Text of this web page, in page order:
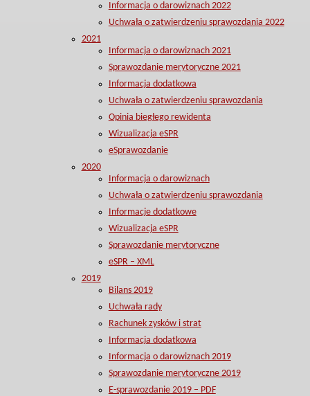
Informacja o darowiznach 2022
Uchwała o zatwierdzeniu sprawozdania 2022
2021
Informacja o darowiznach 2021
Sprawozdanie merytoryczne 2021
Informacja dodatkowa
Uchwała o zatwierdzeniu sprawozdania
Opinia biegłego rewidenta
Wizualizacja eSPR
eSprawozdanie
2020
Informacja o darowiznach
Uchwała o zatwierdzeniu sprawozdania
Informacje dodatkowe
Wizualizacja eSPR
Sprawozdanie merytoryczne
eSPR – XML
2019
Bilans 2019
Uchwała rady
Rachunek zysków i strat
Informacja dodatkowa
Informacja o darowiznach 2019
Sprawozdanie merytoryczne 2019
E-sprawozdanie 2019 – PDF